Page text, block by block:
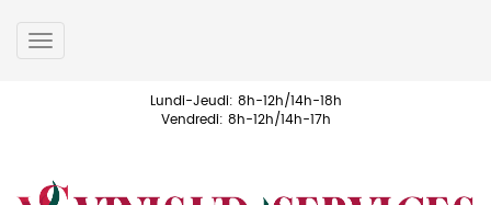
Toggle
navigation
Lundi-Jeudi: 8h-12h/14h-18h
Vendredi: 8h-12h/14h-17h